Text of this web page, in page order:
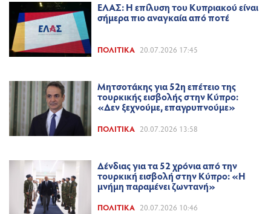
ΕΛΑΣ: Η επίλυση του Κυπριακού είναι
σήμερα πιο αναγκαία από ποτέ
ΠΟΛΙΤΙΚΆ 20.07.2026 17:45
Μητσοτάκης για 52η επέτειο της
τουρκικής εισβολής στην Κύπρο:
«Δεν ξεχνούμε, επαγρυπνούμε»
ΠΟΛΙΤΙΚΆ 20.07.2026 13:58
Δένδιας για τα 52 χρόνια από την
τουρκική εισβολή στην Κύπρο: «Η
μνήμη παραμένει ζωντανή»
ΠΟΛΙΤΙΚΆ 20.07.2026 10:46